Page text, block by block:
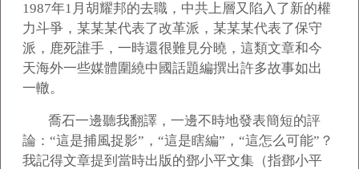
1987年1月胡耀邦的去職，中共上層又陷入了新的權
力斗爭，某某某代表了改革派，某某某代表了保守
派，鹿死誰手，一時還很難見分曉，這類文章和今
天海外一些媒體圍繞中國話題編撰出許多故事如出
一轍。
喬石一邊聽我翻譯，一邊不時地發表簡短的評
論：“這是捕風捉影”，“這是瞎編”，“這怎么可能”？
我記得文章提到當時出版的鄧小平文集（指鄧小平